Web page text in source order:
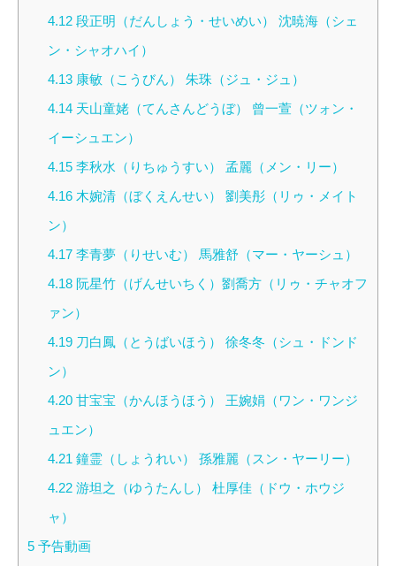
4.12段正明（だんしょう・せいめい） 沈暁海（シェ
ン・シャオハイ）
4.13康敏（こうびん） 朱珠（ジュ・ジュ）
4.14天山童姥（てんさんどうぼ） 曾一萱（ツォン・
イーシュエン）
4.15李秋水（りちゅうすい） 孟麗（メン・リー）
4.16木婉清（ぼくえんせい） 劉美彤（リゥ・メイト
ン）
4.17李青夢（りせいむ） 馬雅舒（マー・ヤーシュ）
4.18阮星竹（げんせいちく）劉喬方（リゥ・チャオフ
ァン）
4.19刀白鳳（とうばいほう） 徐冬冬（シュ・ドンド
ン）
4.20甘宝宝（かんほうほう） 王婉娟（ワン・ワンジ
ュエン）
4.21 鐘霊（しょうれい） 孫雅麗（スン・ヤーリー）
4.22游坦之（ゆうたんし） 杜厚佳（ドウ・ホウジ
ャ）
5 予告動画